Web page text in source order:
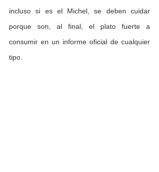
incluso si es el Michel, se deben cuidar
porque son, al final, el plato fuerte a
consumir en un informe oficial de cualquier
tipo.